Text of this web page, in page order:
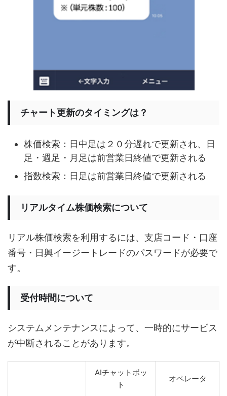
チャート更新のタイミングは？
株価検索：日中足は２０分遅れで更新され、日
足・週足・月足は前営業日終値で更新される
指数検索：日足は前営業日終値で更新される
リアルタイム株価検索について
リアル株価検索を利用するには、支店コード・口座
番号・日興イージートレードのパスワードが必要で
す。
受付時間について
システムメンテナンスによって、一時的にサービス
が中断されることがあります。
AIチャットボッ
ト
オペレータ